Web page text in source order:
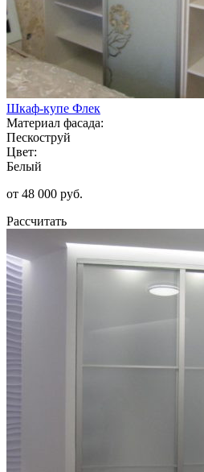
Шкаф-купе Флек
Материал фасада:
Пескоструй
Цвет:
Белый
от 48 000 руб.
Рассчитать